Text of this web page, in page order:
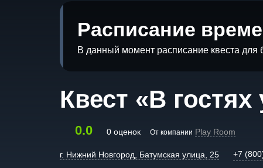
Расписание
В данный момент расписание квеста
Квест «В гостях
0.0 0 оценок От компании Play Room
г. Нижний Новгород, Батумская улица, 25 +7